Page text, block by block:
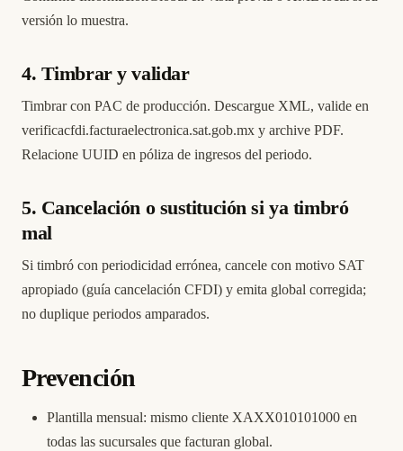
versión lo muestra.
4. Timbrar y validar
Timbrar con PAC de producción. Descargue XML, valide en
verificacfdi.facturaelectronica.sat.gob.mx y archive PDF.
Relacione UUID en póliza de ingresos del periodo.
5. Cancelación o sustitución si ya timbró
mal
Si timbró con periodicidad errónea, cancele con motivo SAT
apropiado (guía cancelación CFDI) y emita global corregida;
no duplique periodos amparados.
Prevención
Plantilla mensual: mismo cliente XAXX010101000 en
todas las sucursales que facturan global.